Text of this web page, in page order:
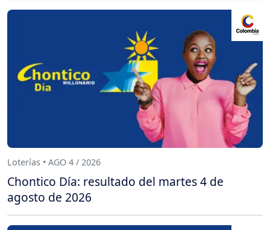
Loterías • AGO 4 / 2026
Chontico Día: resultado del martes 4 de
agosto de 2026